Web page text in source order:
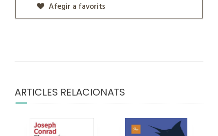
Afegir a favorits
ARTICLES RELACIONATS